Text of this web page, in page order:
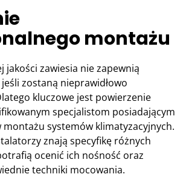
montażu
jakości zawiesia nie zapewnią
zostaną nieprawidłowo
kluczowe jest powierzenie
specjalistom posiadającym
montażu systemów klimatyzacyjnych.
znają specyfikę różnych
ocenić ich nośność oraz
techniki mocowania.